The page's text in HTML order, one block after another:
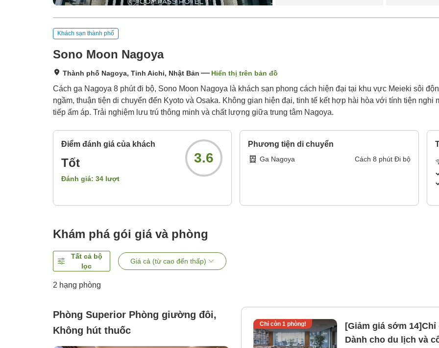
Khách sạn thành phố
Sono Moon Nagoya
Thành phố Nagoya, Tỉnh Aichi, Nhật Bản Hiển thị trên bản đồ
Cách ga Nagoya 8 phút đi bộ, Sono Moon Nagoya là khách sạn phong cách hiện đại tại khu vực Meieki sôi
ngầm, thuận tiện di chuyển đến Kyoto và Osaka. Không gian hiện đại, tinh tế kết hợp hài hòa với tính tiện
tiếp ấm áp. Trải nghiệm lưu trú thông minh và chất lượng giữa trung tâm Nagoya.
Điểm đánh giá của khách
Tốt
Đánh giá: 34 lượt
3.6
Phương tiện di chuyển
Ga Nagoya Cách 8 phút Đi bộ
Khám phá gói giá và phòng
Tất cả bộ
lọc
Giá cả (từ cao đến thấp)
2 hạng phòng
Phòng Superior Phòng giường đôi,
Không hút thuốc
Chỉ còn 1phòng!
[Giảm giá sớm
Dành cho du lịch và công tác